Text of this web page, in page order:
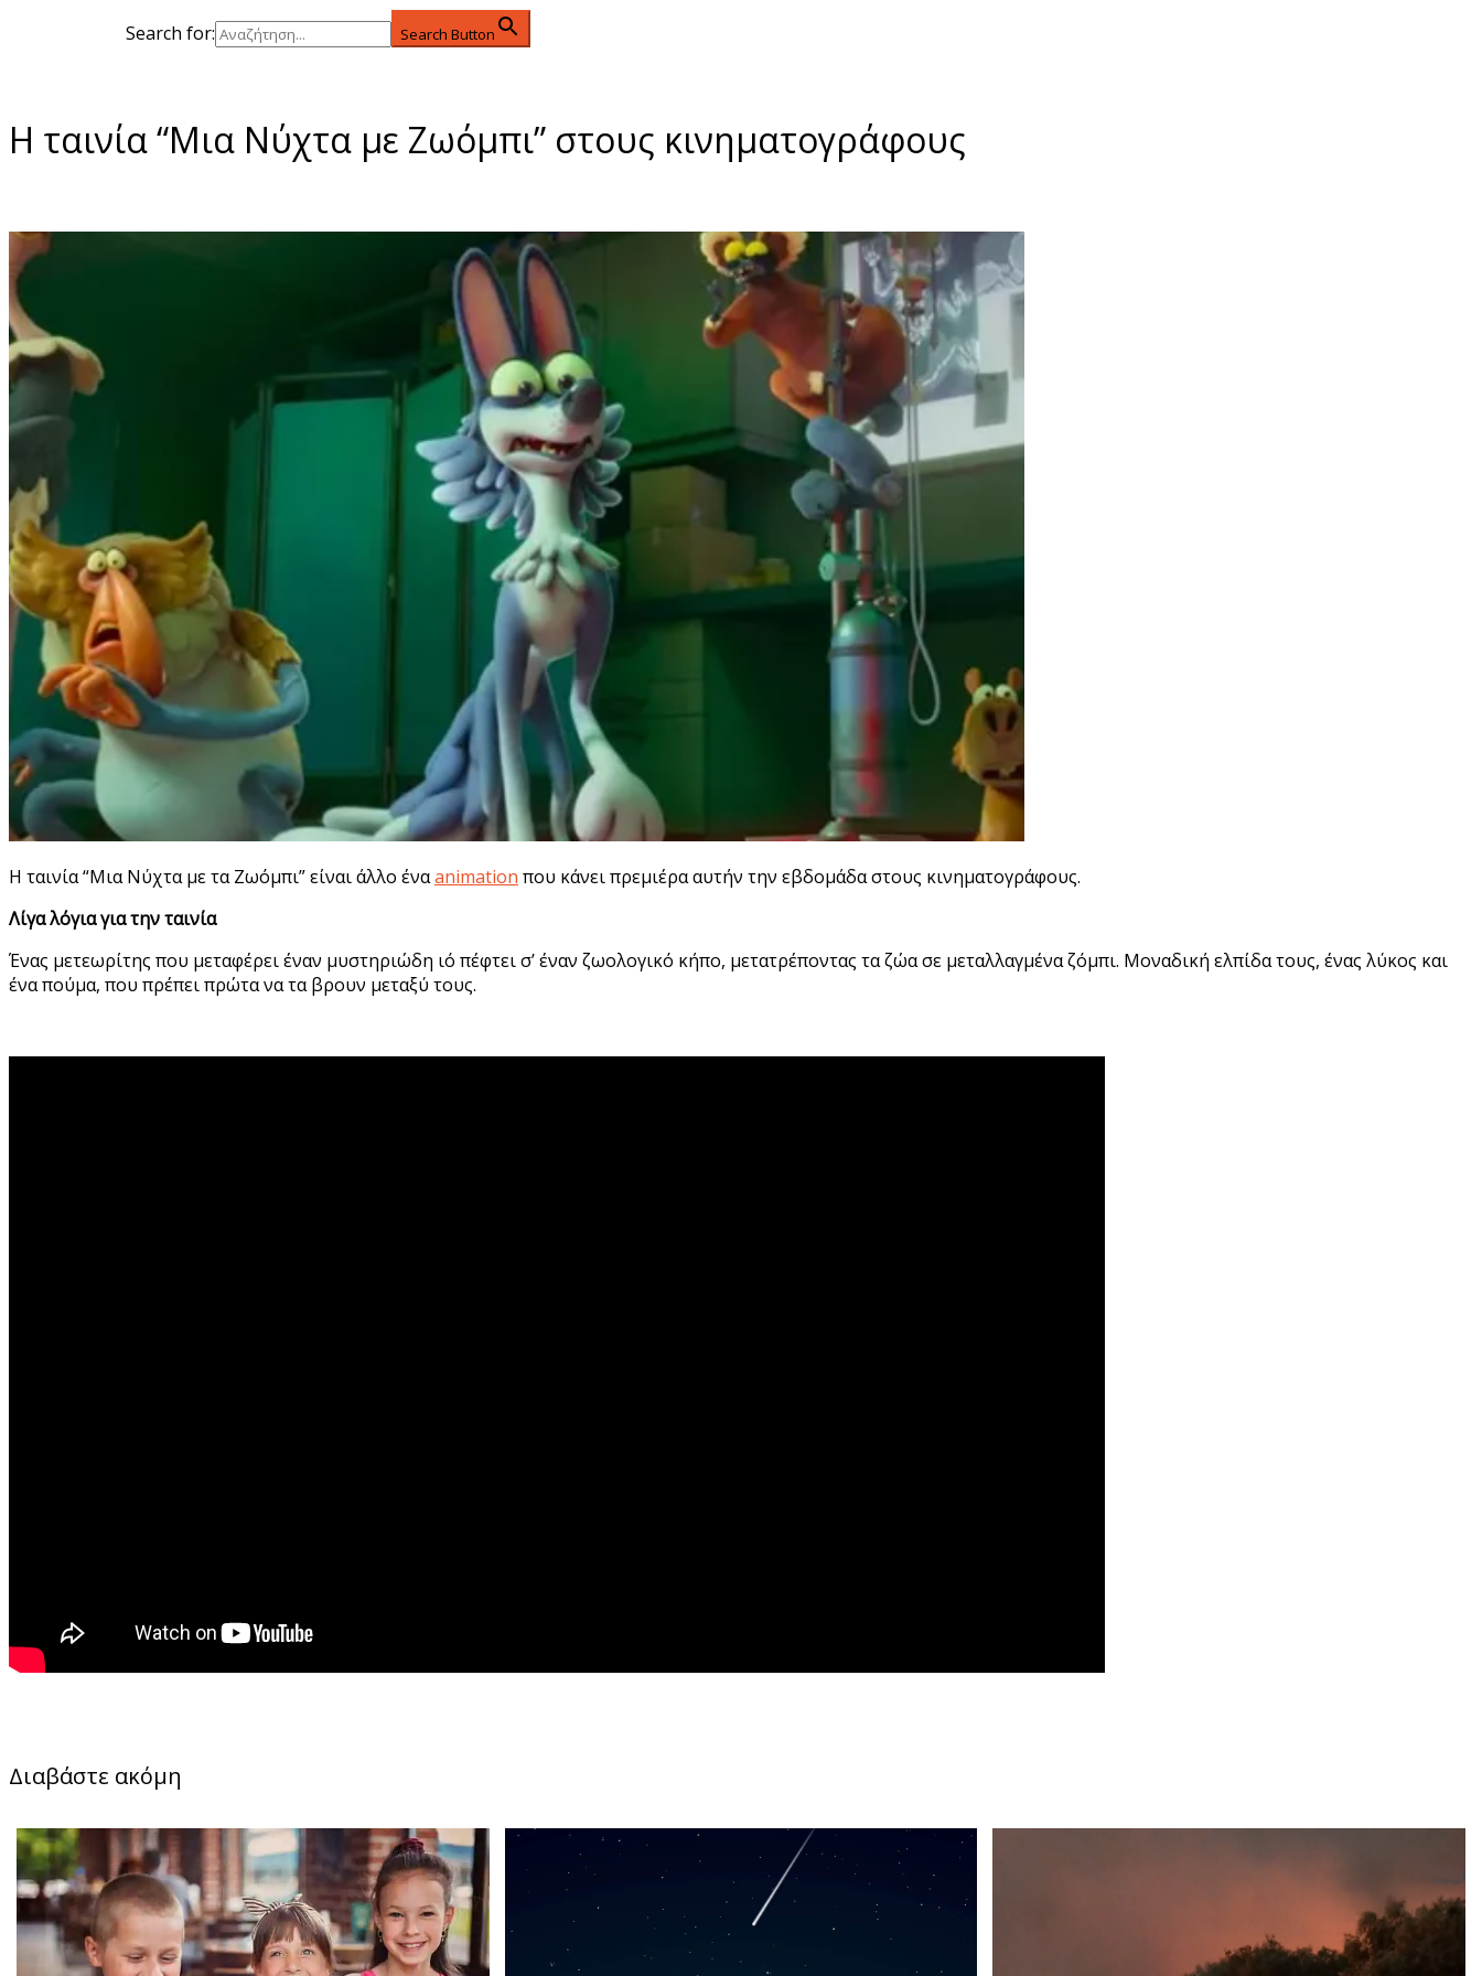
Search for: Search Button
Η ταινία “Μια Νύχτα με Ζωόμπι” στους κινηματογράφους
Η ταινία “Μια Νύχτα με τα Ζωόμπι” είναι άλλο έναanimation που κάνει πρεμιέρα αυτήν την εβδομάδα στους κινηματογράφους.
Λίγα λόγια για την ταινία
Ένας μετεωρίτης που μεταφέρει έναν μυστηριώδη ιό πέφτει σ’ έναν ζωολογικό κήπο, μετατρέποντας τα ζώα σε μεταλλαγμένα ζόμπι. Μοναδική ελπίδα τους, ένας λύκος και
ένα πούμα, που πρέπει πρώτα να τα βρουν μεταξύ τους.
Διαβάστε ακόμη